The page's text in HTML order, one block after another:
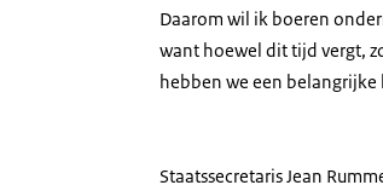
Daarom wil ik boeren
want hoewel dit tijd vergt,
hebben we een belangrijke
Staatssecretaris Jean